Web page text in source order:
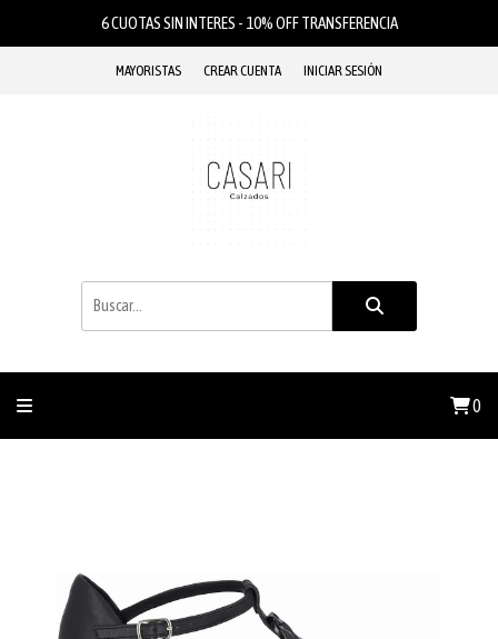
6 CUOTAS SIN INTERES - 10% OFF TRANSFERENCIA
MAYORISTAS CREAR CUENTA INICIAR SESIÓN
0